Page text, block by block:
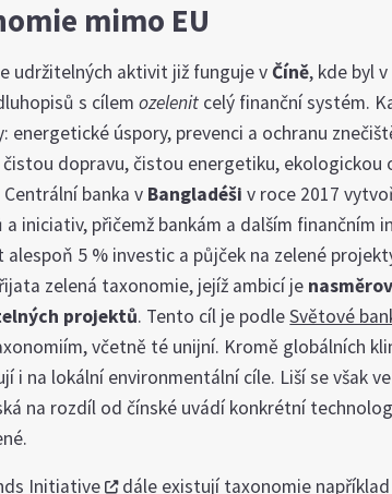
mimo EU
udržitelných aktivit již funguje vČíně, kde byl
s cílemozelenit celý finanční systém.
energetické úspory, prevenci a ochranu
dopravu, čistou energetiku, ekologickou
banka v Bangladéši v roce 2017
iniciativ, přičemž bankám a dalším finančním
5 % investic a půjček na zelené
zelená taxonomie, jejíž ambicí je
projektů. Tento cíl je podleSvětové
včetně té unijní. Kromě globálních
i na lokální environmentální cíle. Liší se však
na rozdíl od čínské uvádí konkrétní
Initiative dále existují taxonomie například